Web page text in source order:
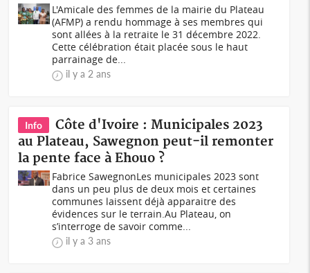
L'Amicale des femmes de la mairie du Plateau
(AFMP) a rendu hommage à ses membres qui
sont allées à la retraite le 31 décembre 2022.
Cette célébration était placée sous le haut
parrainage de...
il y a 2 ans
Info
Côte d'Ivoire : Municipales 2023
au Plateau, Sawegnon peut-il remonter
la pente face à Ehouo ?
Fabrice SawegnonLes municipales 2023 sont
dans un peu plus de deux mois et certaines
communes laissent déjà apparaitre des
évidences sur le terrain.Au Plateau, on
s’interroge de savoir comme...
il y a 3 ans